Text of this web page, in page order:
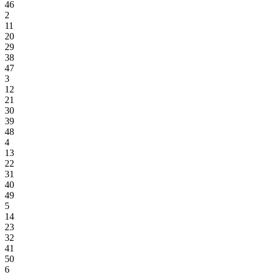
46
2
11
20
29
38
47
3
12
21
30
39
48
4
13
22
31
40
49
5
14
23
32
41
50
6